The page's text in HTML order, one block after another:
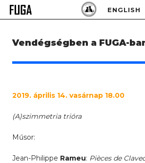
Skip
ENGLISH
Keresés:
Vendégségben a FUGA-
2019. április 14. vasárnap 18.00
(A)szimmetria trióra
Műsor:
Jean-Philippe Rameu: Pièces de